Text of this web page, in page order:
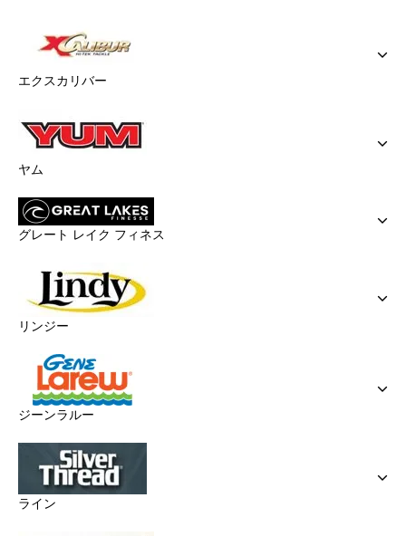
エクスカリバー
ヤム
グレート レイク フィネス
リンジー
ジーンラルー
ライン